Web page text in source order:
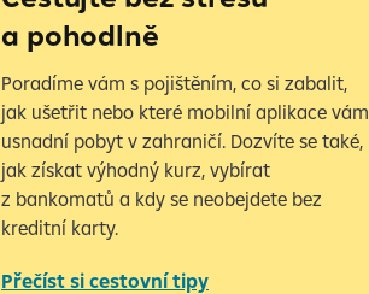
a pohodlně
Poradíme vám s pojištěním, co si zabalit,
jak ušetřit nebo které mobilní aplikace vám
usnadní pobyt v zahraničí. Dozvíte se také,
jak získat výhodný kurz, vybírat
z bankomatů a kdy se neobejdete bez
kreditní karty.
Přečíst si cestovní tipy